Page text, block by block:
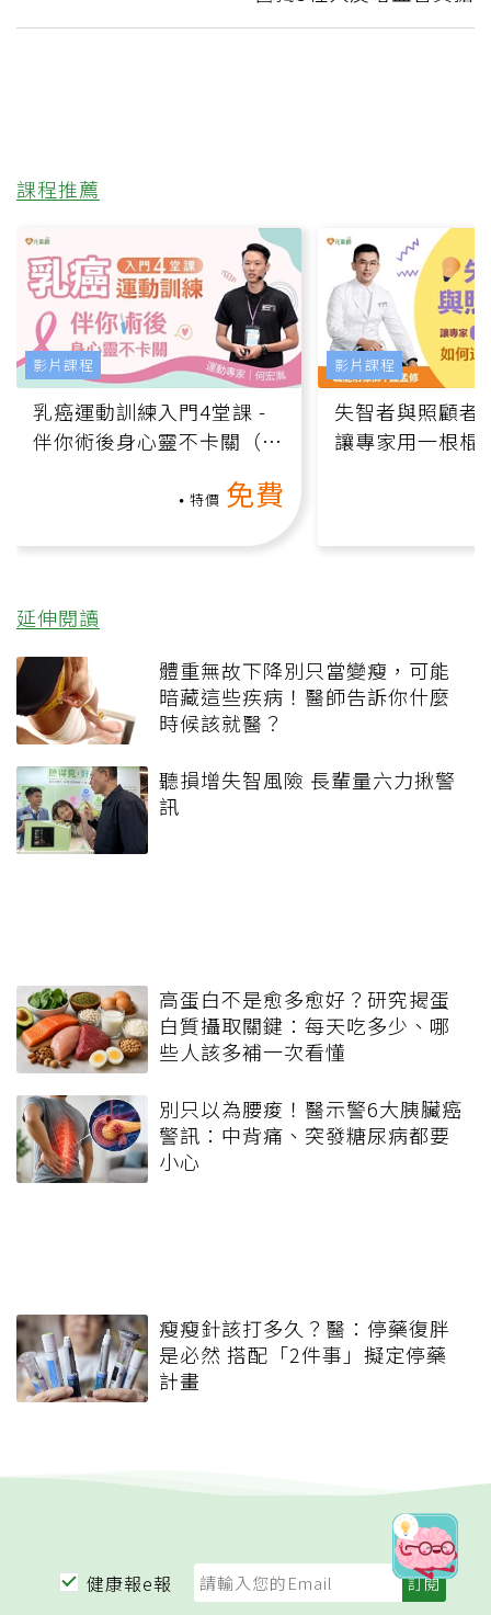
課程推薦
乳癌運動訓練入門4堂課 -
伴你術後身心靈不卡關（線
特價 免費
影片課程
失智者與照顧者
讓專家用一根棍
影片課程
延伸閱讀
體重無故下降別只當變瘦，可能
暗藏這些疾病！醫師告訴你什麼
時候該就醫？
聽損增失智風險 長輩量六力揪警
訊
高蛋白不是愈多愈好？研究揭蛋
白質攝取關鍵：每天吃多少、哪
些人該多補一次看懂
別只以為腰痠！醫示警6大胰臟癌
警訊：中背痛、突發糖尿病都要
小心
瘦瘦針該打多久？醫：停藥復胖
是必然 搭配「2件事」擬定停藥
計畫
健康報e報